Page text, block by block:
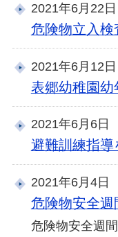
2021年6月22日
危険物立入検
2021年6月12日
表郷幼稚園
2021年6月6日
避難訓練指導
2021年6月4日
危険物安全週
危険物安全週間